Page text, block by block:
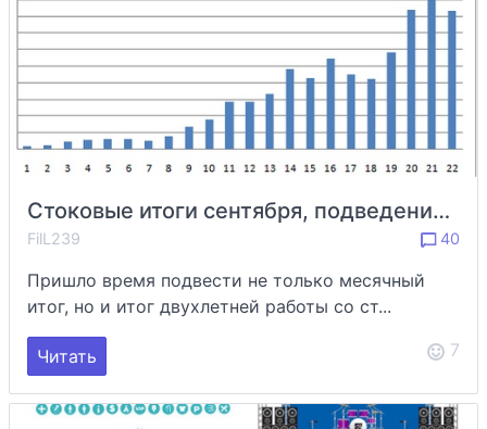
Стоковые итоги сентября, подведение подробной статистики 3d портфеля за 2 года
FilL239 40
Пришло время подвести не только месячный
итог, но и итог двухлетней работы со ст...
Читать 7